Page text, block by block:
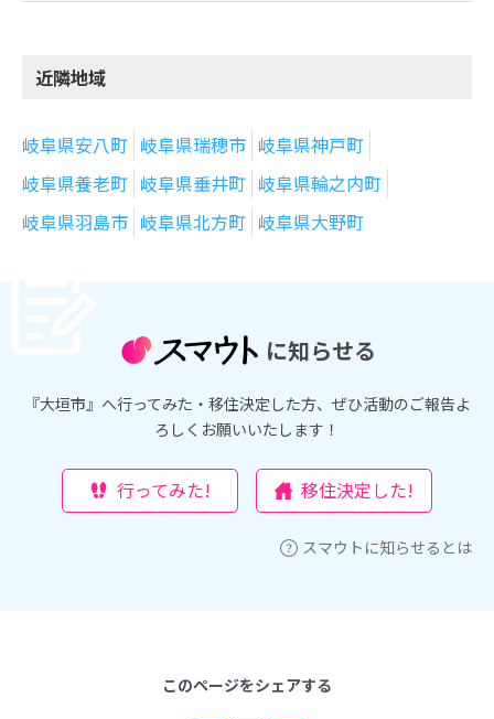
近隣地域
岐阜県安八町 岐阜県瑞穂市 岐阜県神戸町
岐阜県養老町 岐阜県垂井町 岐阜県輪之内町
岐阜県羽島市 岐阜県北方町 岐阜県大野町
に知らせる
『大垣市』へ行ってみた・移住決定した方、ぜひ活動のご報告よ
ろしくお願いいたします！
行ってみた! 移住決定した!
スマウトに知らせるとは
このページをシェアする